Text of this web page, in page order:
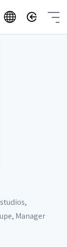
Manager